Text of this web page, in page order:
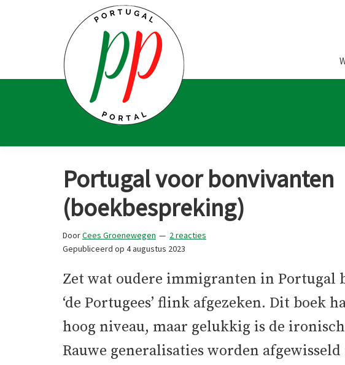
hoofdnavigatie
Portal
en
fanaten
Portugal voor bonvivanten
(boekbespreking)
DoorCees Groenewegen
2 reacties
Gepubliceerd op 4 augustus 2023
Zet wat oudere immigranten in Portugal
‘de Portugees’ flink afgezeken. Dit boek
hoog niveau, maar gelukkig is de
Rauwe generalisaties worden